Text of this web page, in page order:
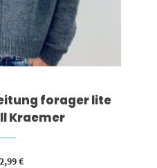
forager lite
Kraemer
€